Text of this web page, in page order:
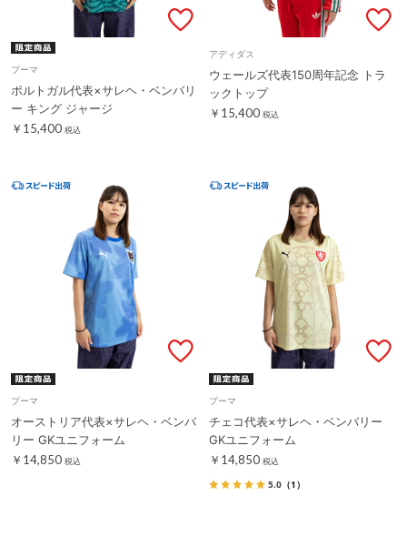
プーマ
ポルトガル代表×サレヘ・ベンバリ
ー キング ジャージ
￥15,400 税込
アディダス
ウェールズ代表150周年記念 トラ
ックトップ
￥15,400 税込
プーマ
オーストリア代表×サレヘ・ベンバ
リー GKユニフォーム
￥14,850 税込
プーマ
チェコ代表×サレヘ・ベンバリー
GKユニフォーム
￥14,850 税込
5.0 （1）